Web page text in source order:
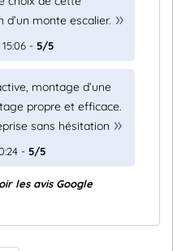
monte escalier.
- 5/5
montage d’une
propre et efficace.
sans hésitation
- 5/5
les avis Google